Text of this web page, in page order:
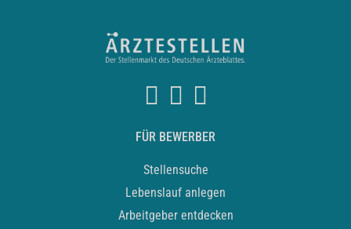
FÜR BEWERBER
Stellensuche
Lebenslauf anlegen
Arbeitgeber entdecken